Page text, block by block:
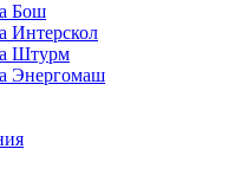
Бош
Интерскол
Штурм
Энергомаш